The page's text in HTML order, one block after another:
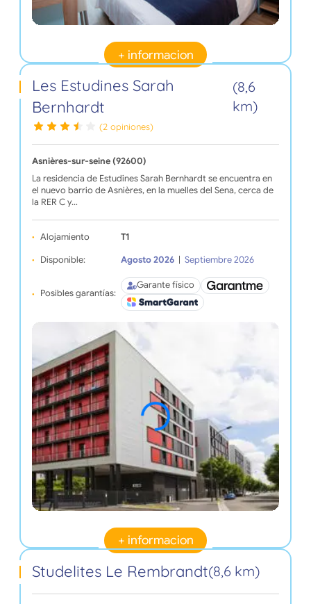
+ informacion
Les Estudines Sarah
Bernhardt
(8,6
km)
(2 opiniones)
Asnières-sur-seine (92600)
La residencia de Estudines Sarah Bernhardt se encuentra en
el nuevo barrio de Asnières, en la muelles del Sena, cerca de
la RER C y…
Alojamiento T1
Disponible: Agosto 2026 Septiembre 2026
Posibles garantías:
Garante físico
+ informacion
Studelites Le Rembrandt(8,6 km)